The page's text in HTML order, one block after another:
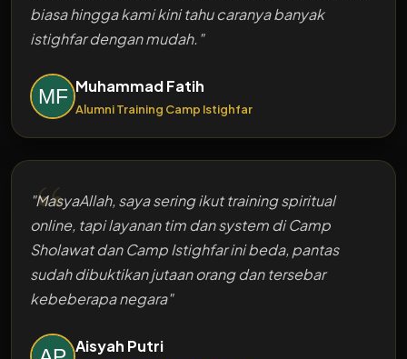
biasa hingga kami kini tahu caranya banyak
istighfar dengan mudah."
Muhammad Fatih
AlumniTraining Camp Istighfar
"MasyaAllah,saya sering ikut training spiritual
online, tapi layanan tim dan system di Camp
Sholawat dan Camp Istighfar ini beda, pantas
sudah dibuktikan jutaan orang dan tersebar
kebeberapa negara"
Aisyah Putri